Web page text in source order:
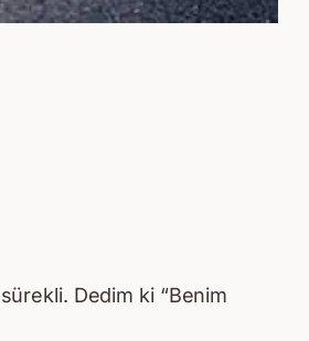
Dedim ki “Benim